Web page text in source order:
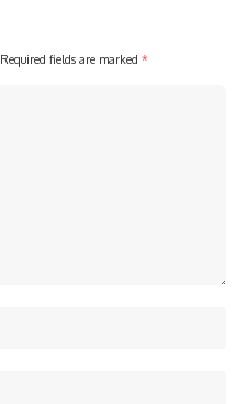
Required fields are marked *